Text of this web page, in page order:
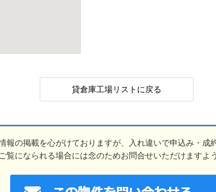
貸倉庫工場リストに戻る
報の掲載を心がけておりますが、入れ違いで申込み・成
覧になられる場合には念のためお問合せいただけますよ